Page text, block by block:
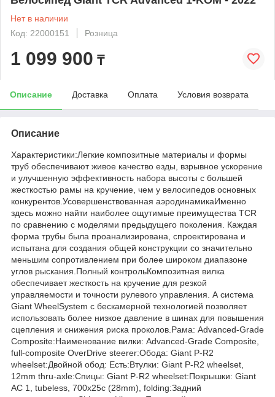
Нет в наличии
Код: 22000151
Розница
1 099 900 ₸
Описание Доставка Оплата Условия возврата
Описание
Характеристики:Легкие композитные материалы и формы
труб обеспечивают живое качество езды, взрывное ускорение
и улучшенную эффективность набора высоты с большей
жесткостью рамы на кручение, чем у велосипедов основных
конкурентов.Усовершенствованная аэродинамикаИменно
здесь можно найти наиболее ощутимые преимущества TCR
по сравнению с моделями предыдущего поколения. Каждая
форма трубы была проанализирована, спроектирована и
испытана для создания общей конструкции со значительно
меньшим сопротивлением при более широком диапазоне
углов рыскания.Полный контрольКомпозитная вилка
обеспечивает жесткость на кручение для резкой
управляемости и точности рулевого управления. А система
Giant WheelSystem с бескамерной технологией позволяет
использовать более низкое давление в шинах для повышения
сцепления и снижения риска проколов.Рама: Advanced-Grade
Composite:Наименование вилки: Advanced-Grade Composite,
full-composite OverDrive steerer:Обода: Giant P-R2
wheelset:Двойной обод: Есть:Втулки: Giant P-R2 wheelset,
12mm thru-axle:Спицы: Giant P-R2 wheelset:Покрышки: Giant
AC 1, tubeless, 700x25c (28mm), folding:Задний